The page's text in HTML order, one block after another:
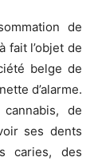
de
fait l’objet de
belge de
d’alarme.
de
ses dents
caries, des